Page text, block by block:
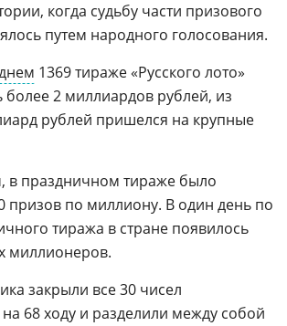
когда судьбу части призового
путем народного голосования.
1369 тираже «Русского лото»
более 2 миллиардов рублей, из
рублей пришелся на крупные
в праздничном тираже было
призов по миллиону. В один день по
тиража в стране появилось
миллионеров.
закрыли все 30 чисел
68 ходу и разделили между собой